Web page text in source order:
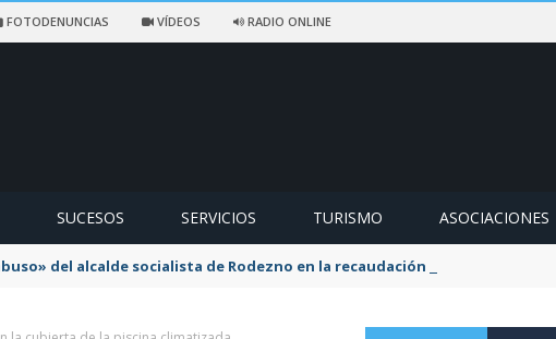
FOTODENUNCIAS VÍDEOS RADIO ONLINE
SUCESOS SERVICIOS TURISMO ASOCIACIONES
del alcalde socialista de Rodezno en la recaudación de la tasa de